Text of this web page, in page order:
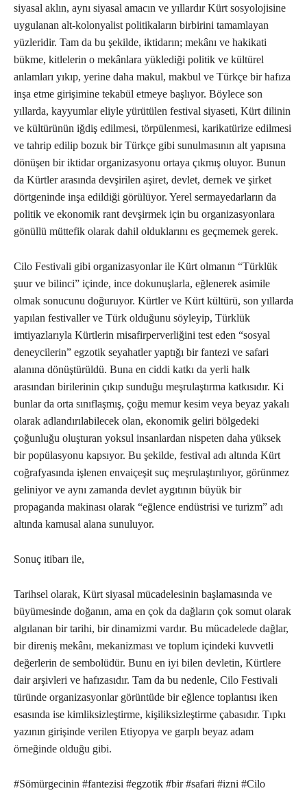
siyasal aklın, aynı siyasal amacın ve yıllardır Kürt sosyolojisine
uygulanan alt-kolonyalist politikaların birbirini tamamlayan
yüzleridir. Tam da bu şekilde, iktidarın; mekânı ve hakikati
bükme, kitlelerin o mekânlara yüklediği politik ve kültürel
anlamları yıkıp, yerine daha makul, makbul ve Türkçe bir hafıza
inşa etme girişimine tekabül etmeye başlıyor. Böylece son
yıllarda, kayyumlar eliyle yürütülen festival siyaseti, Kürt dilinin
ve kültürünün iğdiş edilmesi, törpülenmesi, karikatürize edilmesi
ve tahrip edilip bozuk bir Türkçe gibi sunulmasının alt yapısına
dönüşen bir iktidar organizasyonu ortaya çıkmış oluyor. Bunun
da Kürtler arasında devşirilen aşiret, devlet, dernek ve şirket
dörtgeninde inşa edildiği görülüyor. Yerel sermayedarların da
politik ve ekonomik rant devşirmek için bu organizasyonlara
gönüllü müttefik olarak dahil olduklarını es geçmemek gerek.
Cilo Festivali gibi organizasyonlar ile Kürt olmanın “Türklük
şuur ve bilinci” içinde, ince dokunuşlarla, eğlenerek asimile
olmak sonucunu doğuruyor. Kürtler ve Kürt kültürü, son yıllarda
yapılan festivaller ve Türk olduğunu söyleyip, Türklük
imtiyazlarıyla Kürtlerin misafirperverliğini test eden “sosyal
deneycilerin” egzotik seyahatler yaptığı bir fantezi ve safari
alanına dönüştürüldü. Buna en ciddi katkı da yerli halk
arasından birilerinin çıkıp sunduğu meşrulaştırma katkısıdır. Ki
bunlar da orta sınıflaşmış, çoğu memur kesim veya beyaz yakalı
olarak adlandırılabilecek olan, ekonomik geliri bölgedeki
çoğunluğu oluşturan yoksul insanlardan nispeten daha yüksek
bir popülasyonu kapsıyor. Bu şekilde, festival adı altında Kürt
coğrafyasında işlenen envaiçeşit suç meşrulaştırılıyor, görünmez
geliniyor ve aynı zamanda devlet aygıtının büyük bir
propaganda makinası olarak “eğlence endüstrisi ve turizm” adı
altında kamusal alana sunuluyor.
Sonuç itibarı ile,
Tarihsel olarak, Kürt siyasal mücadelesinin başlamasında ve
büyümesinde doğanın, ama en çok da dağların çok somut olarak
algılanan bir tarihi, bir dinamizmi vardır. Bu mücadelede dağlar,
bir direniş mekânı, mekanizması ve toplum içindeki kuvvetli
değerlerin de sembolüdür. Bunu en iyi bilen devletin, Kürtlere
dair arşivleri ve hafızasıdır. Tam da bu nedenle, Cilo Festivali
türünde organizasyonlar görüntüde bir eğlence toplantısı iken
esasında ise kimliksizleştirme, kişiliksizleştirme çabasıdır. Tıpkı
yazının girişinde verilen Etiyopya ve garplı beyaz adam
örneğinde olduğu gibi.
#Sömürgecinin #fantezisi #egzotik #bir #safari #izni #Cilo